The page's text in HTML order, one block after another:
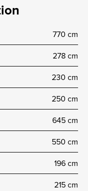
770 cm
278 cm
230 cm
250 cm
645 cm
550 cm
196 cm
215 cm